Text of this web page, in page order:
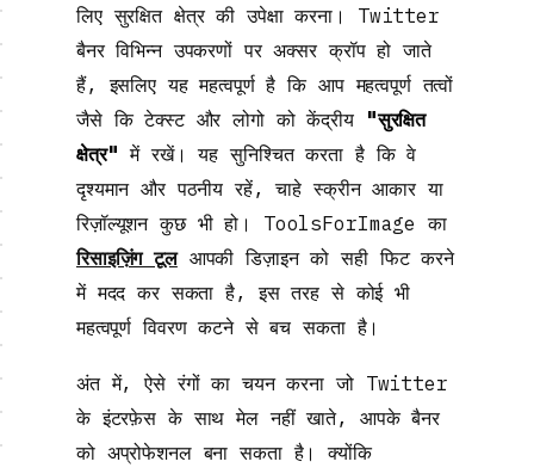
लिए सुरक्षित क्षेत्र की उपेक्षा करना। Twitter
बैनर विभिन्न उपकरणों पर अक्सर क्रॉप हो जाते
हैं, इसलिए यह महत्वपूर्ण है कि आप महत्वपूर्ण तत्वों
जैसे कि टेक्स्ट और लोगो को केंद्रीय "सुरक्षित
क्षेत्र" में रखें। यह सुनिश्चित करता है कि वे
दृश्यमान और पठनीय रहें, चाहे स्क्रीन आकार या
रिज़ॉल्यूशन कुछ भी हो। ToolsForImage का
रिसाइज़िंग टूलआपकी डिज़ाइन को सही फिट करने
में मदद कर सकता है, इस तरह से कोई भी
महत्वपूर्ण विवरण कटने से बच सकता है।
अंत में, ऐसे रंगों का चयन करना जो Twitter
के इंटरफ़ेस के साथ मेल नहीं खाते, आपके बैनर
को अप्रोफेशनल बना सकता है। क्योंकि